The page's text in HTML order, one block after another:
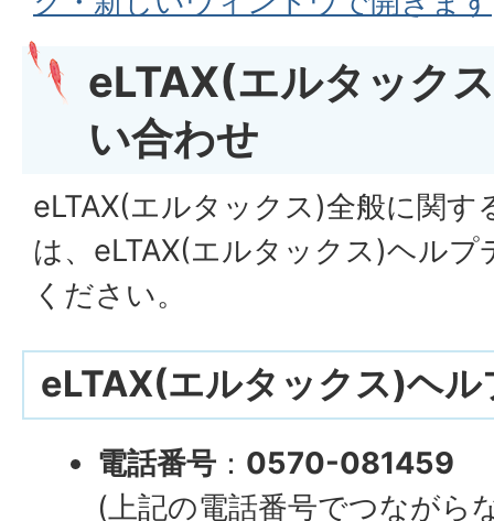
eLTAX(エルタック
い合わせ
eLTAX(エルタックス)全般に関す
は、eLTAX(エルタックス)ヘル
ください。
eLTAX(エルタックス)ヘル
電話番号 ： 0570-081459
(上記の電話番号でつなが